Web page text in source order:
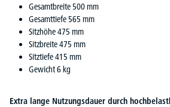
Gesamtbreite 500 mm
Gesamttiefe 565 mm
Sitzhöhe 475 mm
Sitzbreite 475 mm
Sitztiefe 415 mm
Gewicht 6 kg
Extra lange Nutzungsdauer durch